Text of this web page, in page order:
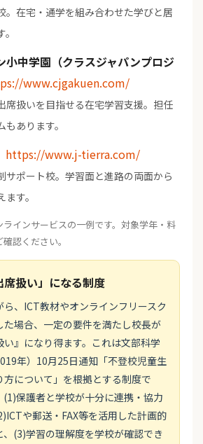
。在宅・通学を組み合わせた学びと居
小中学園（クラスジャパンプロジ
www.cjgakuen.com/
席扱いを目指せる在宅学習支援。担任
あります。
https://www.j-tierra.com/
サポート校。学習面と進路の両面から
す。
インサービスの一例です。対象学年・料
認ください。
席扱い」になる制度
、ICT教材やオンラインフリースク
た場合、一定の要件を満たし校長が
い』になり得ます。これは文部科学
年）10月25日通知「不登校児童生
について」を根拠とする制度で
保護者と学校が十分に連携・協力
や郵送・FAX等を活用した計画的
、(3)学習の理解度を学校が確認でき